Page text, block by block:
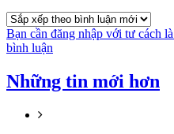
Bạn cần đăng nhập với tư cách là
bình luận
Những tin mới hơn